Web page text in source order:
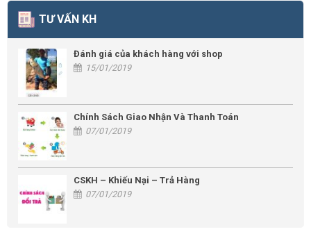
TƯ VẤN KH
Đánh giá của khách hàng với shop
15/01/2019
Chính Sách Giao Nhận Và Thanh Toán
07/01/2019
CSKH – Khiếu Nại – Trả Hàng
07/01/2019